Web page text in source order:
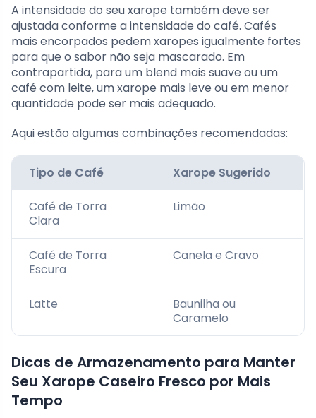
A intensidade do seu xarope também deve ser
ajustada conforme a intensidade do café. Cafés
mais encorpados pedem xaropes igualmente fortes
para que o sabor não seja mascarado. Em
contrapartida, para um blend mais suave ou um
café com leite, um xarope mais leve ou em menor
quantidade pode ser mais adequado.
Aqui estão algumas combinações recomendadas:
Tipo de Café Xarope Sugerido
Café de Torra
Clara
Limão
Café de Torra
Escura
Canela e Cravo
Latte
Baunilha ou
Caramelo
Dicas de Armazenamento para Manter
Seu Xarope Caseiro Fresco por Mais
Tempo